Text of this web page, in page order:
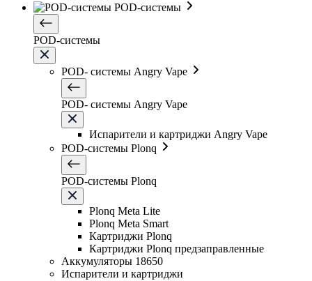
POD-системы
POD-системы
POD- системы Angry Vape
POD- системы Angry Vape
Испарители и картриджи Angry Vape
POD-системы Plonq
POD-системы Plonq
Plonq Meta Lite
Plonq Meta Smart
Картриджи Plonq
Картриджи Plonq предзаправленные
Аккумуляторы 18650
Испарители и картриджи